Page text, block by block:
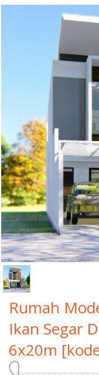
Rumah
Ikan Segar
6x20m